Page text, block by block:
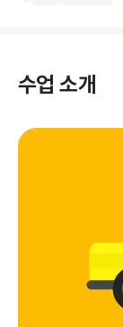
수업 소개